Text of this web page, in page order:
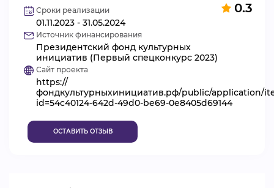
АНАЛИТИКА
БАЗА ЗНАНИЙ
ВИДЕОКУРСЫ
0.3
Сроки реализации
01.11.2023 - 31.05.2024
Источник финансирования
Президентский фонд культурных
инициатив (Первый спецконкурс 2023)
Сайт проекта
https://
фондкультурныхинициатив.рф/public/application/
id=54c40124-642d-49d0-be69-0e8405d69144
ОСТАВИТЬ ОТЗЫВ